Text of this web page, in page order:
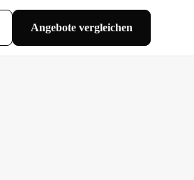
Angebote vergleichen